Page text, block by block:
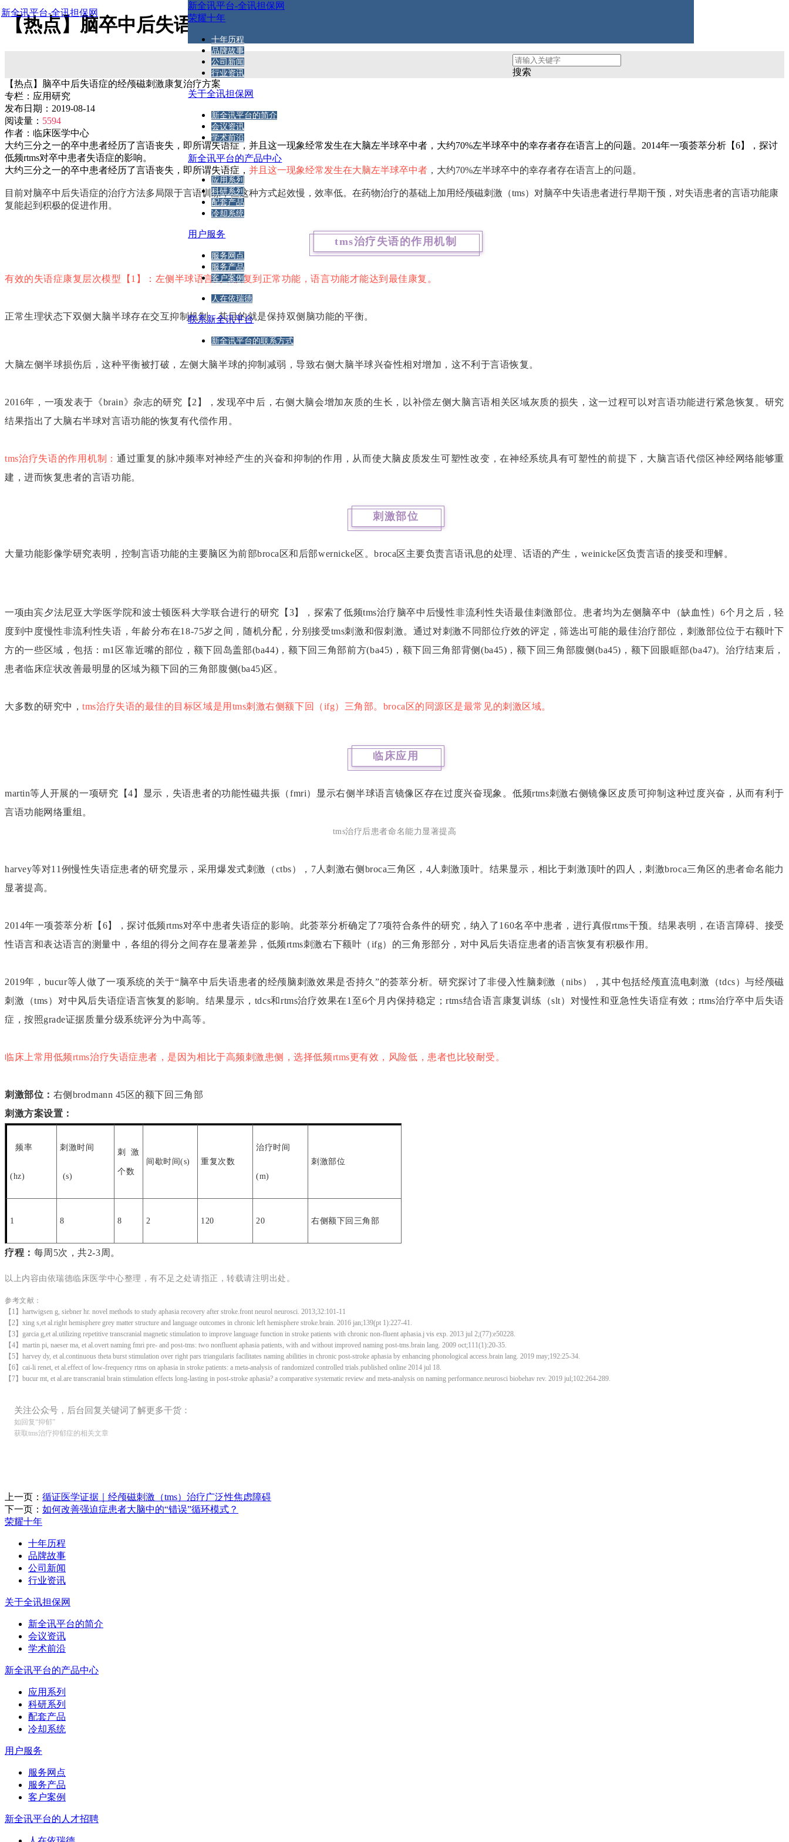
【热点】脑卒中后失语症的经颅磁刺激康复治疗方案-新全讯平台
新全讯平台-全讯担保网
新全讯平台-全讯担保网
荣耀十年
十年历程
品牌故事
公司新闻
行业资讯
关于全讯担保网
新全讯平台的简介
会议资讯
学术前沿
新全讯平台的产品中心
应用系列
科研系列
配套产品
冷却系统
用户服务
服务网点
服务产品
客户案例
人在依瑞德
联系新全讯平台
新全讯平台的联系方式
搜索
【热点】脑卒中后失语症的经颅磁刺激康复治疗方案
专栏： 应用研究
发布日期： 2019-08-14
阅读量： 5594
作者： 临床医学中心
大约三分之一的卒中患者经历了言语丧失，即所谓失语症，并且这一现象经常发生在大脑左半球卒中者，大约70%左半球卒中的幸存者存在语言上的问题。2014年一项荟萃分析【6】，探讨
低频rtms对卒中患者失语症的影响。
大约三分之一的卒中患者经历了言语丧失，即所谓失语症， 并且这一现象经常发生在大脑左半球卒中者 ，大约70%左半球卒中的幸存者存在语言上的问题。
目前对脑卒中后失语症的治疗方法多局限于言语训练，但这种方式起效慢，效率低。 在药物治疗的基础上加用经颅磁刺激（tms）对脑卒中失语患者进行早期干预，对失语患者的言语功能康
复能起到积极的促进作用。
tms治疗失语的作用机制
有效的失语症康复层次模型 【1】 ： 左侧半球语言网络恢复到正常功能，语言功能才能达到最佳康复。
正常生理状态下双侧大脑半球存在交互抑制机制，其目的就是保持双侧脑功能的平衡。
大脑左侧半球损伤后，这种平衡被打破，左侧大脑半球的抑制减弱，导致右侧大脑半球兴奋性相对增加，这不利于言语恢复。
2016年，一项发表于《brain》杂志的研究 【2】
，发现卒中后，右侧大脑会增加灰质的生长，以补偿左侧大脑言语相关区域灰质的损失，这一过程可以对言语功能进行紧急恢复。研究
结果指出了大脑右半球对言语功能的恢复有代偿作用。
tms治疗失语的作用机制：通过重复的脉冲频率对神经产生的兴奋和抑制的作用，从而使大脑皮质发生可塑性改变，在神经系统具有可塑性的前提下，大脑言语代偿区神经网络能够重
建，进而恢复患者的言语功能。
刺激部位
大量功能影像学研究表明，控制言语功能的主要脑区为前部broca区和后部wernicke区。broca区主要负责言语讯息的处理、话语的产生，weinicke区负责言语的接受和理解。
一项由宾夕法尼亚大学医学院和波士顿医科大学联合进行的研究【3】，探索了低频tms治疗脑卒中后慢性非流利性失语最佳刺激部位。患者均为左侧脑卒中（缺血性）6个月之后，轻
度到中度慢性非流利性失语，年龄分布在18-75岁之间，随机分配，分别接受tms刺激和假刺激。通过对刺激不同部位疗效的评定，筛选出可能的最佳治疗部位，刺激部位位于右额叶下
方的一些区域，包括：m1区靠近嘴的部位，额下回岛盖部(ba44)，额下回三角部前方(ba45)，额下回三角部背侧(ba45)，额下回三角部腹侧(ba45)，额下回眼眶部(ba47)。治疗结束后，
患者临床症状改善最明显的区域为额下回的三角部腹侧(ba45)区。
大多数的研究中，tms治疗失语的最佳的目标区域是用tms刺激右侧额下回（ifg）三角部。broca区的同源区是最常见的刺激区域。
临床应用
martin等人开展的一项研究【4】显示，失语患者的功能性磁共振（fmri）显示右侧半球语言镜像区存在过度兴奋现象。低频rtms刺激右侧镜像区皮质可抑制这种过度兴奋，从而有利于
言语功能网络重组。
tms治疗后患者命名能力显著提高
harvey等对11例慢性失语症患者的研究显示，采用爆发式刺激（ctbs），7人刺激右侧broca三角区，4人刺激顶叶。结果显示，相比于刺激顶叶的四人，刺激broca三角区的患者命名能力
显著提高。
2014年一项荟萃分析【6】，探讨低频rtms对卒中患者失语症的影响。此荟萃分析确定了7项符合条件的研究，纳入了160名卒中患者，进行真假rtms干预。结果表明，在语言障碍、接受
性语言和表达语言的测量中，各组的得分之间存在显著差异，低频rtms刺激右下额叶（ifg）的三角形部分，对中风后失语症患者的语言恢复有积极作用。
2019年，bucur等人做了一项系统的关于“脑卒中后失语患者的经颅脑刺激效果是否持久”的荟萃分析。研究探讨了非侵入性脑刺激（nibs），其中包括经颅直流电刺激（tdcs）与经颅磁
刺激（tms）对中风后失语症语言恢复的影响。结果显示，tdcs和rtms治疗效果在1至6个月内保持稳定；rtms结合语言康复训练（slt）对慢性和亚急性失语症有效；rtms治疗卒中后失语
症，按照grade证据质量分级系统评分为中高等。
临床上常用低频rtms治疗失语症患者，是因为相比于高频刺激患侧，选择低频rtms更有效，风险低，患者也比较耐受。
刺激部位： 右侧brodmann 45区的额下回三角部
刺激方案设置：
频率
(hz)
刺激时间
(s)
刺激
个数
间歇时间(s) 重复次数
治疗时间
(m)
刺激部位
1 8 8 2 120 20 右侧额下回三角部
疗程： 每周5次，共2-3周。
以上内容由依瑞德临床医学中心整理，有不足之处请指正，转载请注明出处。
参考文献：
【1】 hartwigsen g, siebner hr. novel methods to study aphasia recovery after stroke.front neurol neurosci. 2013;32:101-11
【2】 xing s,et al.right hemisphere grey matter structure and language outcomes in chronic left hemisphere stroke.brain. 2016 jan;139(pt 1):227-41.
【3】 garcia g,et al.utilizing repetitive transcranial magnetic stimulation to improve language function in stroke patients with chronic non-fluent aphasia.j vis exp. 2013 jul 2;(77):e50228.
【4】 martin pi, naeser ma, et al.overt naming fmri pre- and post-tms: two nonfluent aphasia patients, with and without improved naming post-tms.brain lang. 2009 oct;111(1):20-35.
【5】 harvey dy, et al.continuous theta burst stimulation over right pars triangularis facilitates naming abilities in chronic post-stroke aphasia by enhancing phonological access.brain lang. 2019 may;192:25-34.
【6】 cai-li renet, et al.effect of low-frequency rtms on aphasia in stroke patients: a meta-analysis of randomized controlled trials.published online 2014 jul 18.
【7】 bucur mt, et al.are transcranial brain stimulation effects long-lasting in post-stroke aphasia? a comparative systematic review and meta-analysis on naming performance.neurosci biobehav rev. 2019 jul;102:264-289.
关注公众号，后台回复关键词了解更多干货：
如回复“抑郁”
获取tms治疗抑郁症的相关文章
上一页： 循证医学证据｜经颅磁刺激（tms）治疗广泛性焦虑障碍
下一页： 如何改善强迫症患者大脑中的“错误”循环模式？
荣耀十年
十年历程
品牌故事
公司新闻
行业资讯
关于全讯担保网
新全讯平台的简介
会议资讯
学术前沿
新全讯平台的产品中心
应用系列
科研系列
配套产品
冷却系统
用户服务
服务网点
服务产品
客户案例
新全讯平台的人才招聘